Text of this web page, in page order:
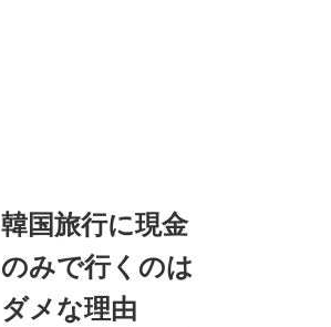
韓国旅行に現金
のみで行くのは
ダメな理由